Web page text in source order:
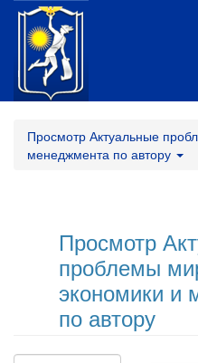
Просмотр Актуальные
менеджмента по автору
Просмотр
проблемы
экономики и
по автору